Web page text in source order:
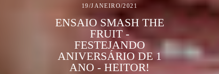
19/JANEIRO/2021
ENSAIO SMASH THE
FRUIT -
FESTEJANDO
ANIVERSÁRIO DE 1
ANO - HEITOR!